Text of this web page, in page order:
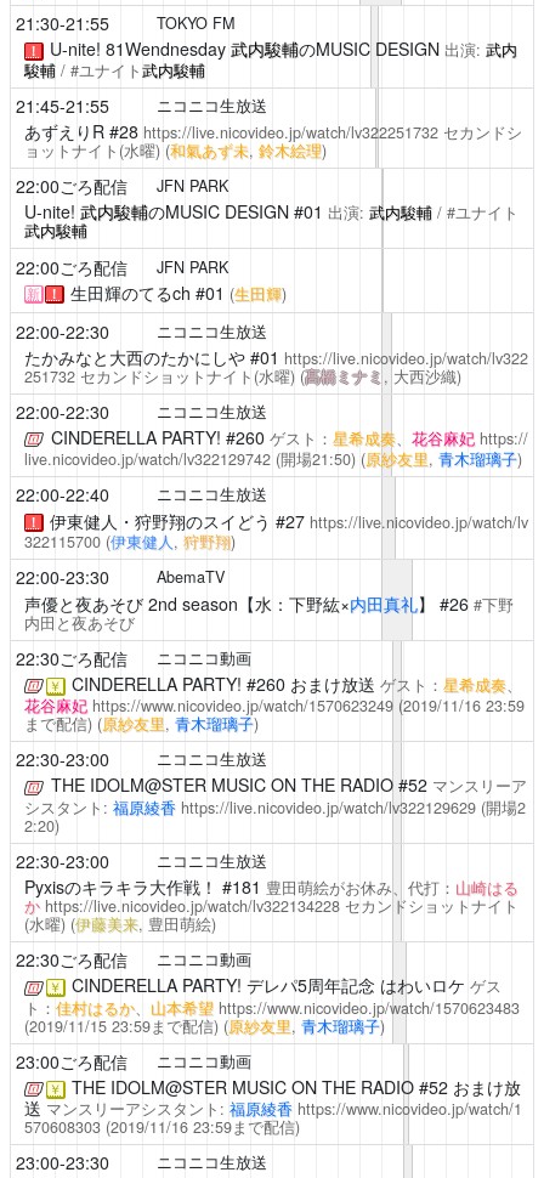
21:30-21:55 TOKYO FM
！ U-nite! 81Wendnesday 武内駿輔のMUSIC DESIGN 出演: 武内
駿輔/ #ユナイト武内駿輔
21:45-21:55 ニコニコ生放送
あずえりR#28 https://live.nicovideo.jp/watch/lv322251732セカンドシ
ョットナイト(水曜) (和氣あず未, 鈴木絵理)
22:00ごろ配信 JFN PARK
U-nite! 武内駿輔のMUSIC DESIGN #01 出演: 武内駿輔/ #ユナイト
武内駿輔
22:00ごろ配信 JFN PARK
新 ！ 生田輝のてるch #01 (生田輝)
22:00-22:30 ニコニコ生放送
たかみなと大西のたかにしや#01 https://live.nicovideo.jp/watch/lv322
251732セカンドショットナイト(水曜) (髙橋ミナミ , 大西沙織)
22:00-22:30 ニコニコ生放送
CINDERELLA PARTY! #260 ゲスト： 星希成奏、 花谷麻妃 https://
live.nicovideo.jp/watch/lv322129742(開場21:50) (原紗友里, 青木瑠璃子)
22:00-22:40 ニコニコ生放送
！ 伊東健人・狩野翔のスイどう #27 https://live.nicovideo.jp/watch/lv
322115700 (伊東健人, 狩野翔)
22:00-23:30 AbemaTV
声優と夜あそび2nd season【水：下野紘×内田真礼】 #26 #下野
内田と夜あそび
22:30ごろ配信 ニコニコ動画
￥ CINDERELLA PARTY! #260 おまけ放送 ゲスト： 星希成奏、
花谷麻妃 https://www.nicovideo.jp/watch/1570623249(2019/11/16 23:59
まで配信) (原紗友里, 青木瑠璃子)
22:30-23:00 ニコニコ生放送
THE IDOLM@STER MUSIC ON THE RADIO#52 マンスリーア
シスタント: 福原綾香 https://live.nicovideo.jp/watch/lv322129629(開場2
2:20)
22:30-23:00 ニコニコ生放送
Pyxisのキラキラ大作戦！ #181 豊田萌絵がお休み、代打： 山崎はる
か https://live.nicovideo.jp/watch/lv322134228セカンドショットナイト
(水曜) (伊藤美来, 豊田萌絵)
22:30ごろ配信 ニコニコ動画
￥ CINDERELLA PARTY! デレパ5周年記念 はわいロケ ゲス
ト： 佳村はるか、 山本希望 https://www.nicovideo.jp/watch/1570623483
(2019/11/15 23:59まで配信) (原紗友里, 青木瑠璃子)
23:00ごろ配信 ニコニコ動画
￥ THE IDOLM@STER MUSIC ON THE RADIO#52 おまけ放
送 マンスリーアシスタント: 福原綾香 https://www.nicovideo.jp/watch/1
570608303(2019/11/16 23:59まで配信)
23:00-23:30 ニコニコ生放送